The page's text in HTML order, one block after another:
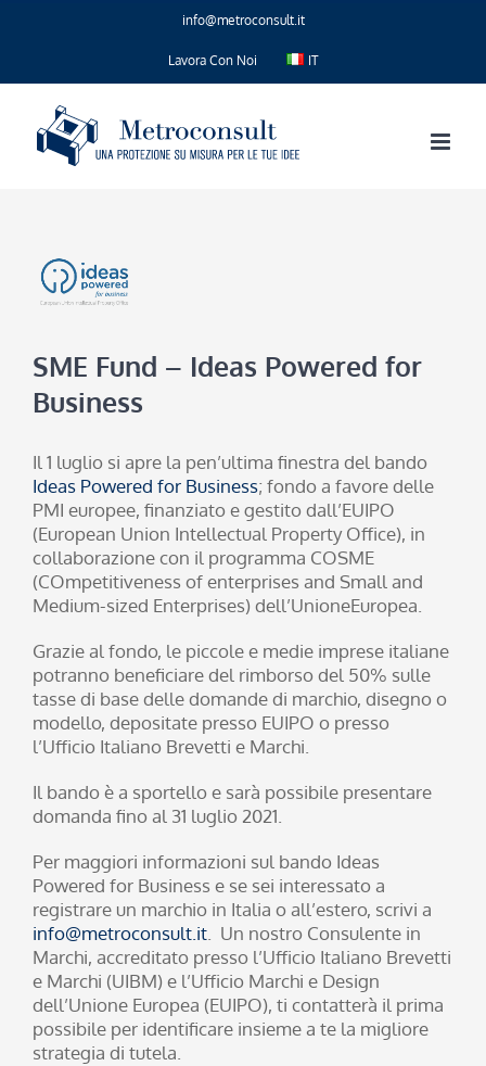
info@metroconsult.it
Lavora Con Noi IT
SME Fund – Ideas Powered for
Business
Il 1 luglio si apre la pen’ultima finestra del bando
Ideas Powered for Business; fondo a favore delle
PMI europee, finanziato e gestito dall’EUIPO
(European Union Intellectual Property Office), in
collaborazione con il programma COSME
(COmpetitiveness of enterprises and Small and
Medium-sized Enterprises) dell’UnioneEuropea.
Grazie al fondo, le piccole e medie imprese italiane
potranno beneficiare del rimborso del 50% sulle
tasse di base delle domande di marchio, disegno o
modello, depositate presso EUIPO o presso
l’Ufficio Italiano Brevetti e Marchi.
Il bando è a sportello e sarà possibile presentare
domanda fino al 31 luglio 2021.
Per maggiori informazioni sul bando Ideas
Powered for Business e se sei interessato a
registrare un marchio in Italia o all’estero, scrivi a
info@metroconsult.it. Un nostro Consulente in
Marchi, accreditato presso l’Ufficio Italiano Brevetti
e Marchi (UIBM) e l’Ufficio Marchi e Design
dell’Unione Europea (EUIPO), ti contatterà il prima
possibile per identificare insieme a te la migliore
strategia di tutela.